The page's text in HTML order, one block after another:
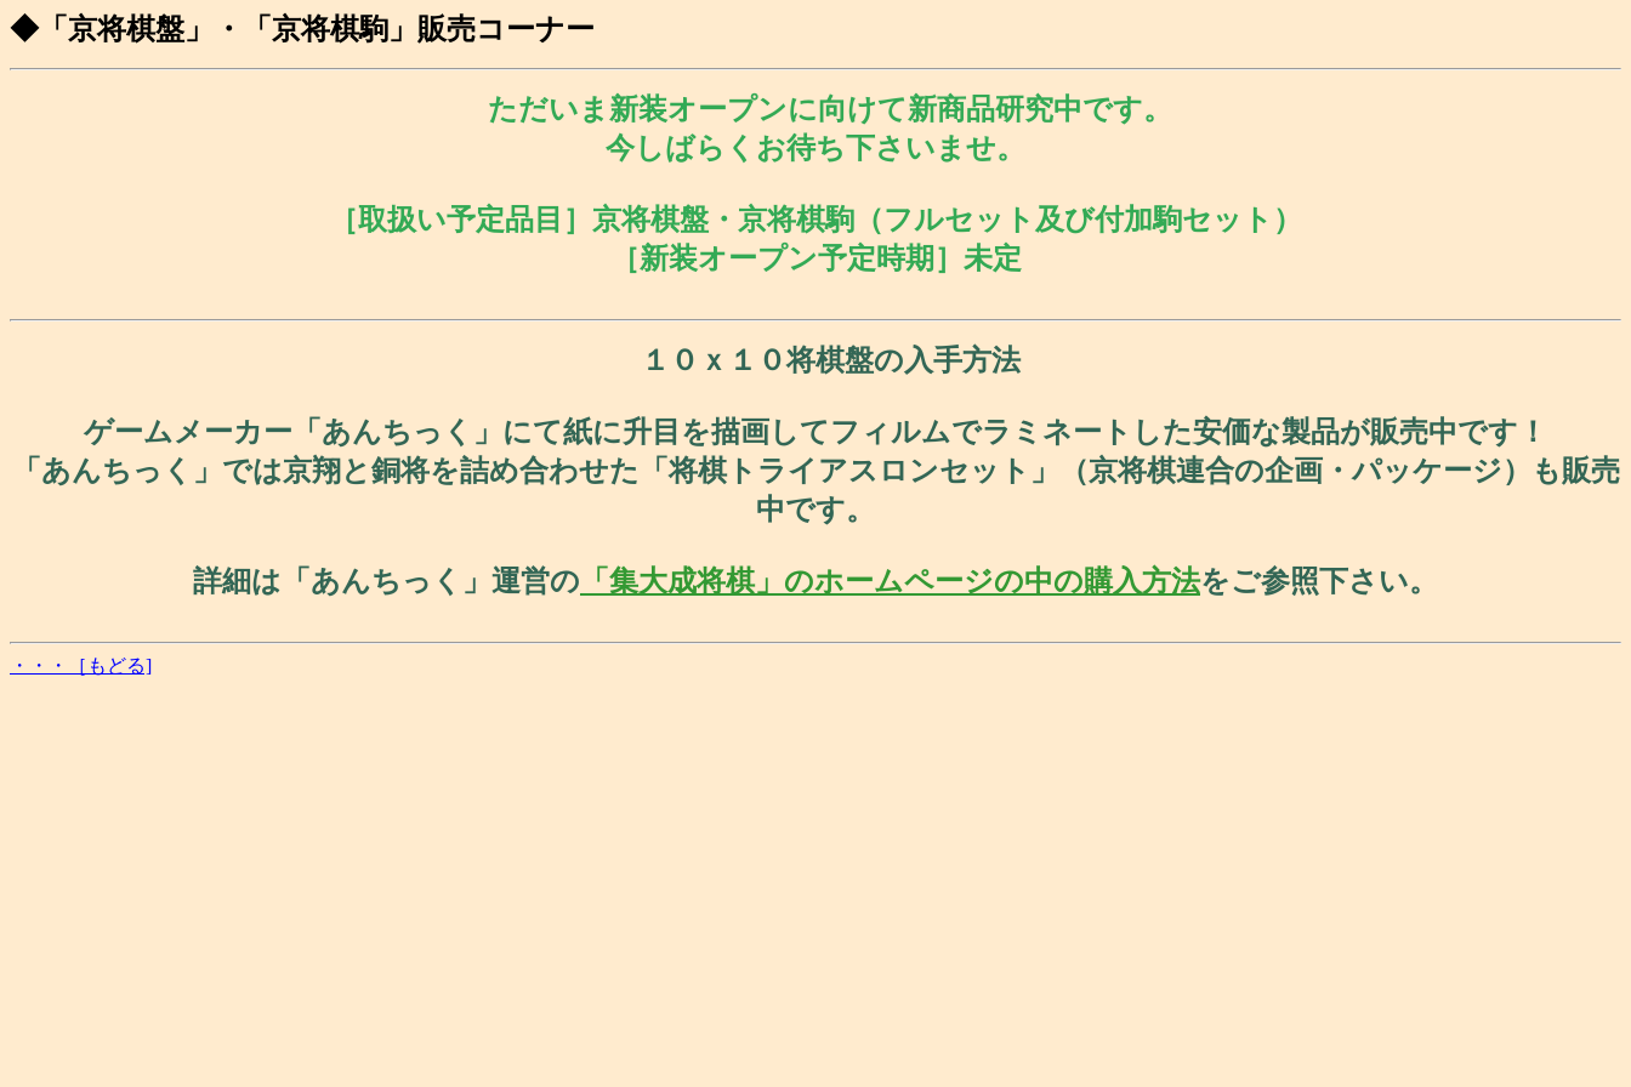
◆「京将棋盤」・「京将棋駒」販売コーナー
ただいま新装オープンに向けて新商品研究中です。
今しばらくお待ち下さいませ。
［取扱い予定品目］京将棋盤・京将棋駒（フルセット及び付加駒セット）
［新装オープン予定時期］未定
１０ｘ１０将棋盤の入手方法
ゲームメーカー「あんちっく」にて紙に升目を描画してフィルムでラミネートした安価な製品が販売中です！
「あんちっく」では京翔と銅将を詰め合わせた「将棋トライアスロンセット」（京将棋連合の企画・パッケージ）も販売
中です。
詳細は「あんちっく」運営の 「集大成将棋」のホームページの中の購入方法をご参照下さい。
・・・［もどる]